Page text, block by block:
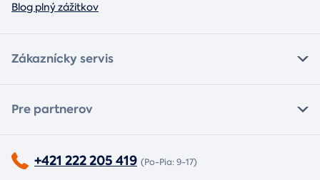
Blog plný zážitkov
Zákaznícky servis
Pre partnerov
+421 222 205 419 (Po-Pia: 9-17)